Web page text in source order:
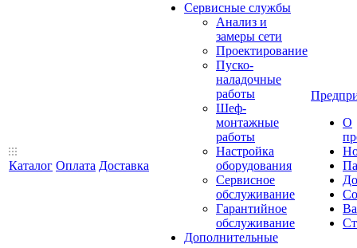
Каталог Оплата Доставка
Сервисные службы
Анализ и
замеры сети
Проектирование
Пуско-
наладочные
работы
Шеф-
монтажные
работы
Настройка
оборудования
Сервисное
обслуживание
Гарантийное
обслуживание
Дополнительные
О